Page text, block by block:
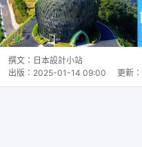
撰文： 日本設計小站
出版： 2025-01-14 09:00 更新：